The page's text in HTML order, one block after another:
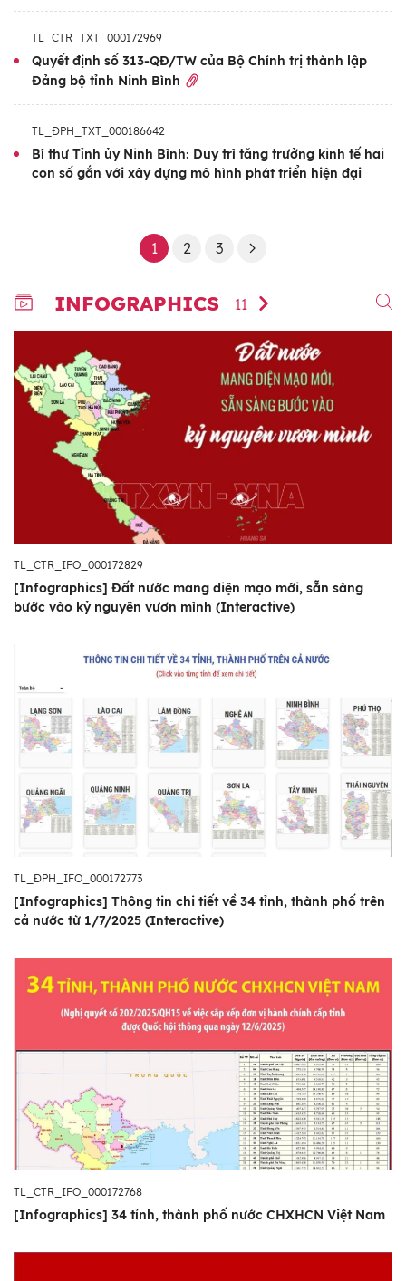
TL_CTR_TXT_000172969
Quyết định số 313-QĐ/TW của Bộ Chính trị thành lập
Đảng bộ tỉnh Ninh Bình
TL_ĐPH_TXT_000186642
Bí thư Tỉnh ủy Ninh Bình: Duy trì tăng trưởng kinh tế hai
con số gắn với xây dựng mô hình phát triển hiện đại
1 2 3
INFOGRAPHICS 11
TL_CTR_IFO_000172829
[Infographics] Đất nước mang diện mạo mới, sẵn sàng
bước vào kỷ nguyên vươn mình (Interactive)
TL_ĐPH_IFO_000172773
[Infographics] Thông tin chi tiết về 34 tỉnh, thành phố trên
cả nước từ 1/7/2025 (Interactive)
TL_CTR_IFO_000172768
[Infographics] 34 tỉnh, thành phố nước CHXHCN Việt Nam